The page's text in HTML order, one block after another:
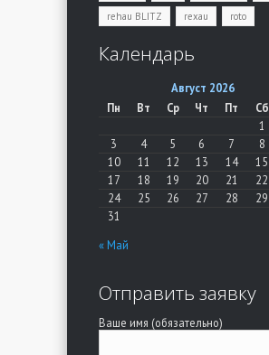
rehau BLITZ
rexau roto
Календарь
Август 2026
Пн
Вт Ср Чт Пт Сб
1
3
4 5 6 7 8
10
11 12 13 14 15
17
18 19 20 21 22
24
25 26 27 28 29
31
« Май
Отправить заявку
Ваше имя (обязательно)